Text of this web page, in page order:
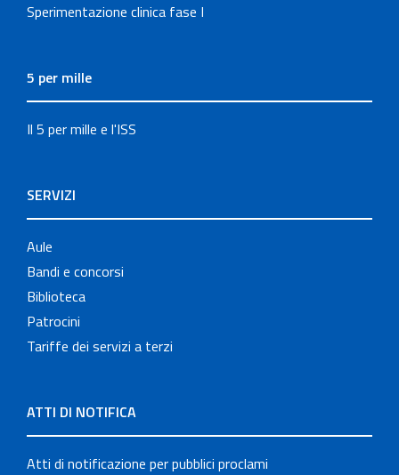
Sperimentazione clinica fase I
5 per mille
Il 5 per mille e l'ISS
SERVIZI
Aule
Bandi e concorsi
Biblioteca
Patrocini
Tariffe dei servizi a terzi
ATTI DI NOTIFICA
Atti di notificazione per pubblici proclami